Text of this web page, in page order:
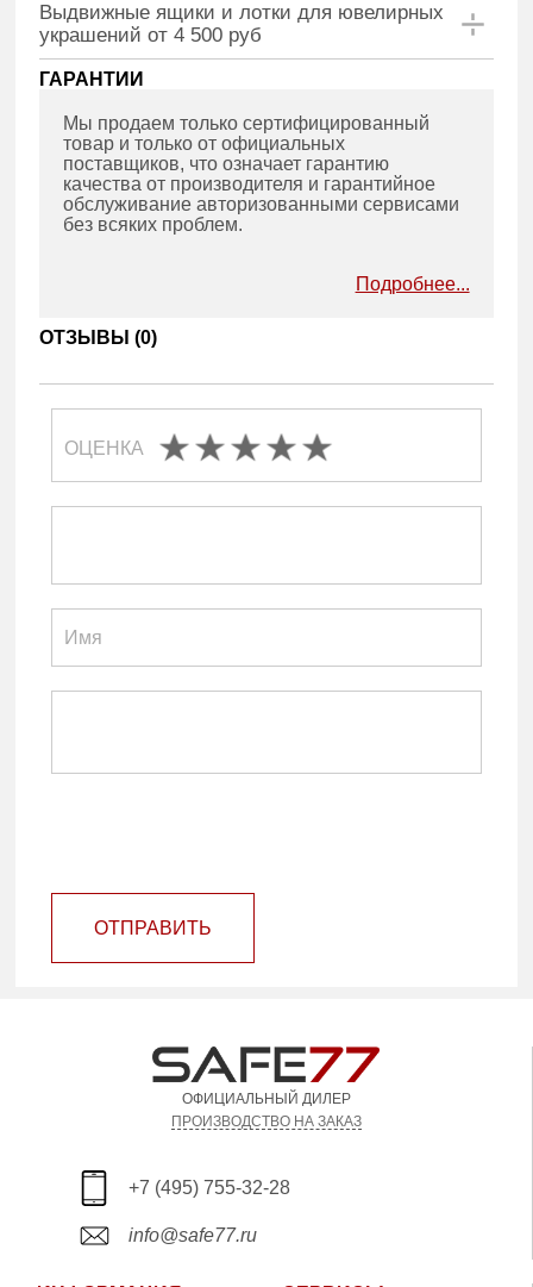
Выдвижные ящики и лотки для ювелирных
украшений от 4 500 руб
ГАРАНТИИ
Мы продаем только сертифицированный
товар и только от официальных
поставщиков, что означает гарантию
качества от производителя и гарантийное
обслуживание авторизованными сервисами
без всяких проблем.
Подробнее...
ОТЗЫВЫ (0)
ОЦЕНКА
ОТПРАВИТЬ
ОФИЦИАЛЬНЫЙ ДИЛЕР
ПРОИЗВОДСТВО НА ЗАКАЗ
+7 (495) 755-32-28
info@safe77.ru